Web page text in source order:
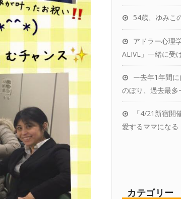
54歳、ゆみこ
アドラー心理
ALIVE」一緒に受
ー去年1年間
のぼり、過去最多
「4/21新宿開
愛するママになる
カテゴリー